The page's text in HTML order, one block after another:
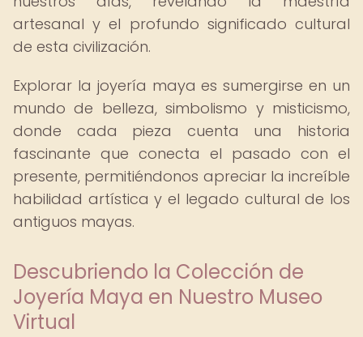
artesanal y el profundo significado cultural
de esta civilización.
Explorar la joyería maya es sumergirse en un
mundo de belleza, simbolismo y misticismo,
donde cada pieza cuenta una historia
fascinante que conecta el pasado con el
presente, permitiéndonos apreciar la increíble
habilidad artística y el legado cultural de los
antiguos mayas.
Descubriendo la Colección de
Joyería Maya en Nuestro Museo
Virtual